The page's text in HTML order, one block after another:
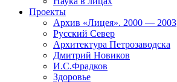
Проекты
Архив «Лицея». 2000 — 2003
Русский Север
Архитектура Петрозаводска
Дмитрий Новиков
И.С.Фрадков
Здоровье